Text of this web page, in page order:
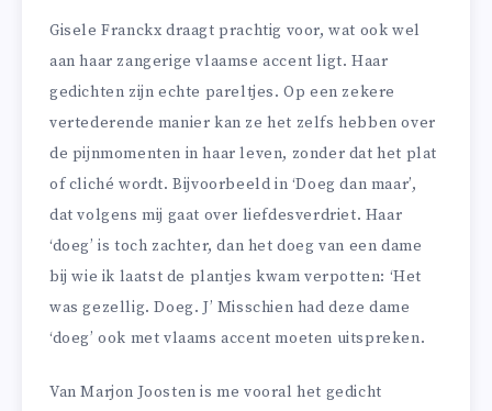
Gisele Franckx draagt prachtig voor, wat ook wel
aan haar zangerige vlaamse accent ligt. Haar
gedichten zijn echte pareltjes. Op een zekere
vertederende manier kan ze het zelfs hebben over
de pijnmomenten in haar leven, zonder dat het plat
of cliché wordt. Bijvoorbeeld in ‘Doeg dan maar’,
dat volgens mij gaat over liefdesverdriet. Haar
‘doeg’ is toch zachter, dan het doeg van een dame
bij wie ik laatst de plantjes kwam verpotten: ‘Het
was gezellig. Doeg. J’ Misschien had deze dame
‘doeg’ ook met vlaams accent moeten uitspreken.
Van Marjon Joosten is me vooral het gedicht